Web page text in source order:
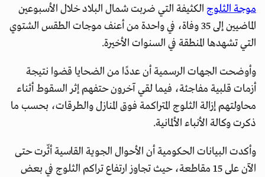
موجة الثلوج الكثيفة التي ضربت شمال البلاد خلال الأسبوعين
الماضيين إلى 35 وفاة، في واحدة من أعنف موجات الطقس الشتوي
التي تشهدها المنطقة في السنوات الأخيرة.
وأوضحت الجهات الرسمية أن عددًا من الضحايا قضوا نتيجة
أزمات قلبية مفاجئة، فيما لقي آخرون حتفهم إثر السقوط أثناء
محاولتهم إزالة الثلوج المتراكمة فوق المنازل والطرقات، بحسب ما
ذكرت وكالة الأنباء الألمانية.
وأكدت البيانات الحكومية أن الأحوال الجوية القاسية أثّرت حتى
الآن على 15 مقاطعة، حيث تجاوز ارتفاع تراكم الثلوج في بعض